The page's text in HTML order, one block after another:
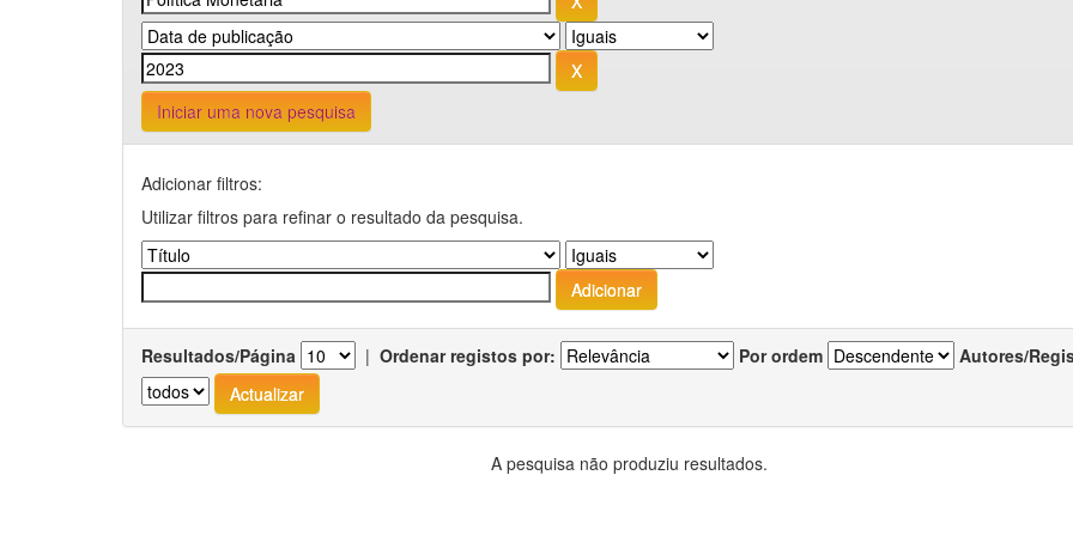
Iniciar uma nova pesquisa
Adicionar filtros:
Utilizar filtros para refinar o resultado da pesquisa.
Resultados/Página | Ordenar registos por: Por ordem Autores/
A pesquisa não produziu resultados.